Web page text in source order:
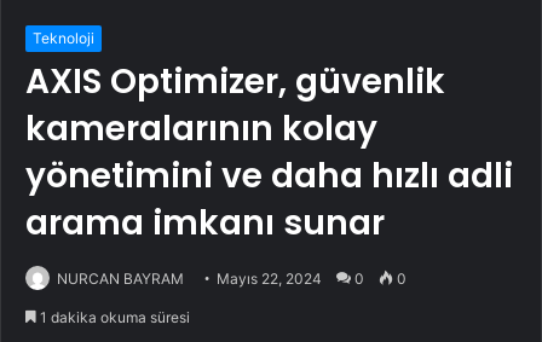
Teknoloji
AXIS Optimizer, güvenlik
kameralarının kolay
yönetimini ve daha hızlı adli
arama imkanı sunar
NURCAN BAYRAM Mayıs 22, 2024 0 0
1 dakika okuma süresi